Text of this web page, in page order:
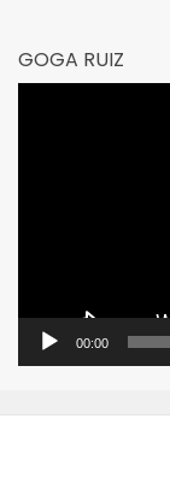
GOGA RUIZ
00:00